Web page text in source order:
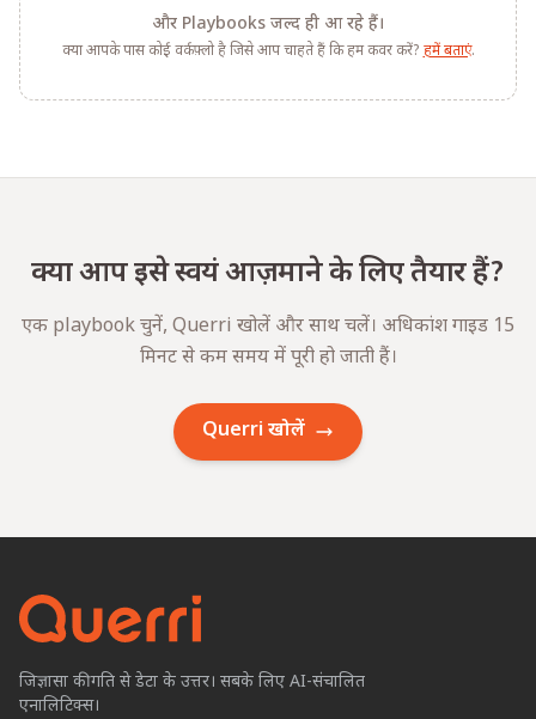
और Playbooks जल्द ही आ रहे हैं।
क्या आपके पास कोई वर्कफ़्लो है जिसे आप चाहते हैं कि हम कवर करें? हमें बताएं.
क्या आप इसे स्वयं आज़माने के लिए तैयार हैं?
एक playbook चुनें, Querri खोलें और साथ चलें। अधिकांश गाइड 15
मिनट से कम समय में पूरी हो जाती हैं।
Querri खोलें
जिज्ञासा की गति से डेटा के उत्तर। सबके लिए AI-संचालित
एनालिटिक्स।